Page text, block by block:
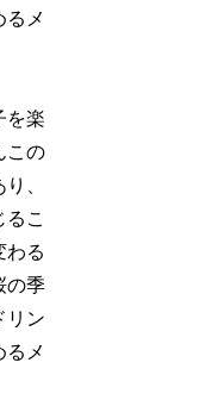
るメ
を楽
この
、
こ
わる
の季
リン
るメ